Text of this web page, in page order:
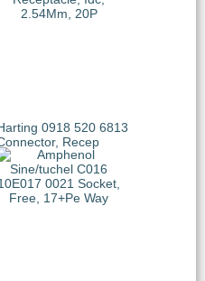
0918 520 6813
Recep